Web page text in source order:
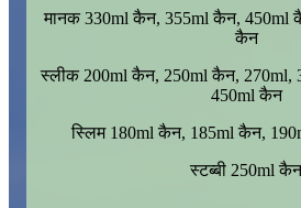
मानक 330ml कैन, 355ml कैन, 450ml
कैन
स्लीक 200ml कैन, 250ml कैन, 270ml,
450ml कैन
स्लिम 180ml कैन, 185ml कैन,
स्टब्बी 250ml कैन